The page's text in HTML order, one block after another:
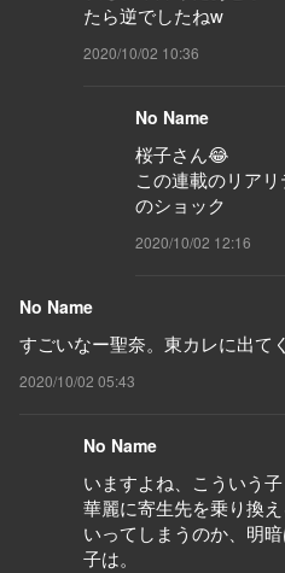
たら逆でしたねw
2020/10/02 10:36
No Name
桜子さん😂
この連載のリア
のショック
2020/10/02 12:16
No Name
すごいなー聖奈。東カレに出て
2020/10/02 05:43
No Name
いますよね、こういう子
華麗に寄生先を乗り換
いってしまうのか、明
子は。